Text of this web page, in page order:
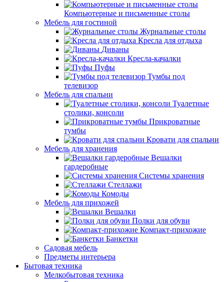
Компьютерные и письменные столы
Мебель для гостиной
Журнальные столы
Кресла для отдыха
Диваны
Кресла-качалки
Пуфы
Тумбы под
телевизор
Мебель для спальни
Туалетные
столики, консоли
Прикроватные
тумбы
Кровати для спальни
Мебель для хранения
Вешалки
гардеробные
Системы хранения
Стеллажи
Комоды
Мебель для прихожей
Вешалки
Полки для обуви
Компакт-прихожие
Банкетки
Садовая мебель
Предметы интерьера
Бытовая техника
Мелкобытовая техника